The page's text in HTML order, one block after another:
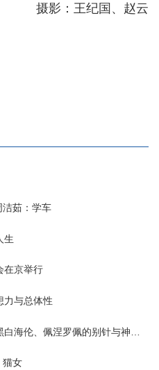
摄影：王纪国、赵云
洁茹：学车
生
在京举行
力与总体性
、佩涅罗佩的别针与神秘入侵者
猫女